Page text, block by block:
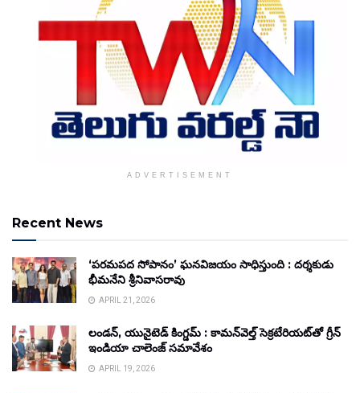
ADVERTISEMENT
Recent News
‘పరమపద సోపానం’ ఘనవిజయం సాధిస్తుంది : దర్శకుడు
భీమనేని శ్రీనివాసరావు
APRIL 21, 2026
లండన్, యునైటెడ్ కింగ్డమ్ : కామన్‌వెల్త్ సెక్రటేరియట్‌తో గ్రీన్
ఇండియా చాలెంజ్ సమావేశం
APRIL 19, 2026